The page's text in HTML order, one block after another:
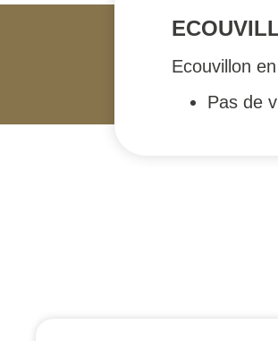
Ecouvillon
Pas de